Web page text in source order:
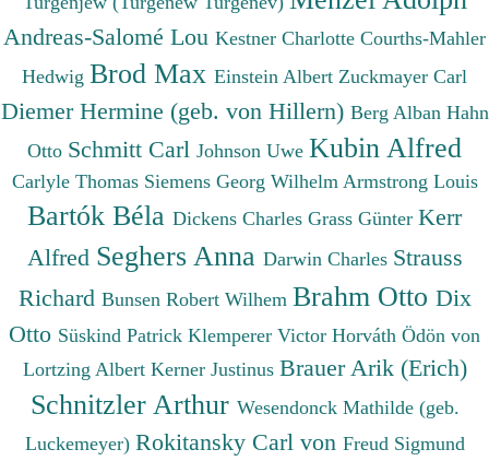
Andreas-Salomé Lou Kestner Charlotte Courths-Mahler
Hedwig Brod Max Einstein Albert Zuckmayer Carl
Diemer Hermine (geb. von Hillern) Berg Alban Hahn
Otto Schmitt Carl Johnson Uwe Kubin Alfred
Carlyle Thomas Siemens Georg Wilhelm Armstrong Louis
Bartók Béla Dickens Charles Grass Günter Kerr
Alfred Seghers Anna Darwin Charles Strauss
Richard Bunsen Robert Wilhem Brahm Otto Dix
Otto Süskind Patrick Klemperer Victor Horváth Ödön von
Lortzing Albert Kerner Justinus Brauer Arik (Erich)
Schnitzler Arthur Wesendonck Mathilde (geb.
Luckemeyer) Rokitansky Carl von Freud Sigmund